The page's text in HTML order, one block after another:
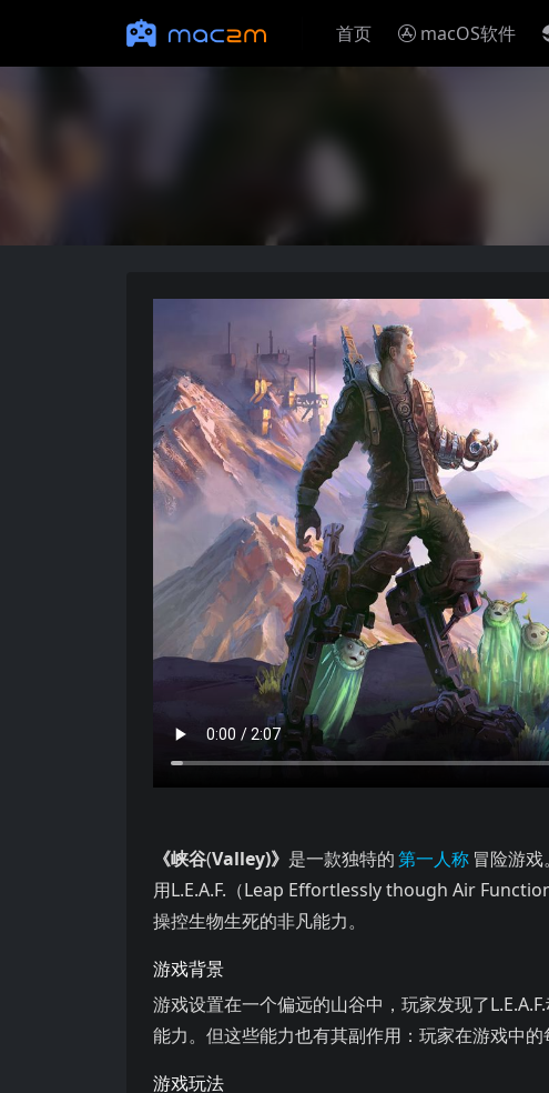
首页 macOS软件
( 是一款独特的 冒险游戏。玩家将 一个隐藏在
《峡谷(Valley)》 是一款独特的第一人称 冒险游
用L.E.A.F.（Leap Effortlessly though Air
操控生物生死的非凡能力。
游戏背景
游戏设置在一个偏远的山谷中，玩家发现了
能力。但这些能力也有其副作用：玩家在游戏中的
游戏玩法